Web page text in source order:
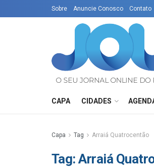
Sobre Anuncie Conosco Contato
CAPA CIDADES
Capa Tag Arraiá Quatrocentão
Tag:Arraiá